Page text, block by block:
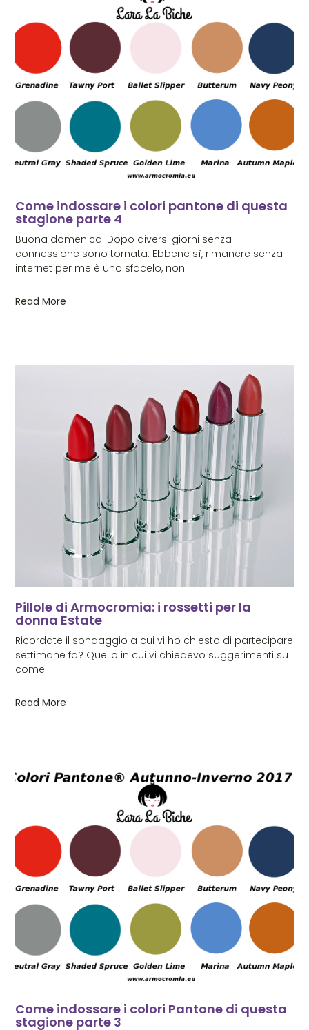
Come indossare i colori pantone di questa
stagione parte 4
Buona domenica! Dopo diversi giorni senza
connessione sono tornata. Ebbene sì, rimanere senza
internet per me è uno sfacelo, non
Read More
Pillole di Armocromia: i rossetti per la
donna Estate
Ricordate il sondaggio a cui vi ho chiesto di partecipare
settimane fa? Quello in cui vi chiedevo suggerimenti su
come
Read More
Come indossare i colori Pantone di questa
stagione parte 3